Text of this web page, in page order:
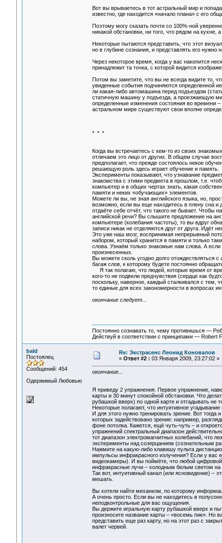
Вот вы врываетесь в тот астральный мир и
известно, где находится «начало плана» с его
Поэтому могу сказать почти со 100%-ной
никакой обстановки, ни того, что рядом на
Некоторые пытаются представить, что этот
но в глубине сознания, и представлять его нужно
Через некоторое время, когда у вас накопится
принадлежит та точка, с которой видится
Потом вы заметите, что вы не всегда видите то,
увиденные события подчиняются определенной
ли какая-либо автомашина перед подъездом
статичную машину у подъезда, а проезжающую
определенные изменения состояния во времени
астральном мире существуют свои вполне
* * *
Когда вы встречаетесь с кем-то из своих
отличаем это лицо от других. В общем случае
предполагает, что прежде состоялось некое
решающую роль здесь играет обучение и память.
Эксперименты показывают, что узнавание
знакомства с этими предмета в прошлом, т.е.
компьютер и в общих чертах знать, какая
памяти и неких «обучающих» элементов.
Можете ли вы, не зная английского языка, но,
возможно, если вы еще находитесь в плену сна и
отдаёте себе отчёт, что такого не бывает. Чтобы
английской речи? Вы слышите предложение на
компьютере (колебания частоты), то вы вдруг
записи никак не отделяются друг от друга. Идёт
Это уже наш мозг, воспринимая непрерывный
набором, который хранится в памяти и только
слова. Узнаём только знакомые нам слова. А
произнесенных.
Вы можете сколь угодно долго отождествляться
багаж слов, к которому будете постоянно
Я так полагаю, что людей, которые время от
кого-то не подвели предчувствия (сердце как
поскольку, наверное, каждый сталкивался с тем,
то единые для всех закономерности в вопросах
окончание следует...
Постоянно сознавать то, чему противишься —
Действуй в соответствии с принципами — Robert
bald
Постоялец
Сообщений: 454
Одержимый Любовью
Re: Экстрасенс Леонид Коновалов
« Ответ #2 : 03 Января 2009, 23:27:02 »
окончание...
Я приведу 2 упражнения. Первое упражнение,
карты и 30 минут спокойной обстановки. Что
рубашкой вверх) по одной карте и отгадывать не
Некоторые полагают, что интуитивное
И для этого нужно тренировать зрение. Вот
которых задействовано зрение: например,
фоне потолка. Кажется, ещё чуть-чуть – и
упражнений спектральный диапазон
тот диапазон электромагнитных колебаний, что
эксперименты над созерцанием (сознательным
Нажмите на какую-либо клавишу пульта
импульсы инфракрасного излучения? Если у вас
видеокамеры). И вы поймёте, что любой
инфракрасные лучи – холодным белым светом на
Так вот, интуитивный канал (или ясновидение) –
мешать.
Вы хотели найти механизм, по которому
А очень просто. Если вы не находитесь в
неподконтрольные для вас ощущения.
Вы держите игральную карту рубашкой вверх и
произносите название карты – «восемь пик». Но
представить еще раз карту, но на этот раз с
валет червей.